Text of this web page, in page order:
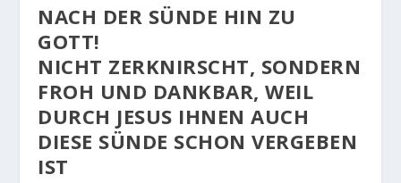
NACH DER SÜNDE HIN ZU
GOTT!
NICHT ZERKNIRSCHT, SONDERN
FROH UND DANKBAR, WEIL
DURCH JESUS IHNEN AUCH
DIESE SÜNDE SCHON VERGEBEN
IST